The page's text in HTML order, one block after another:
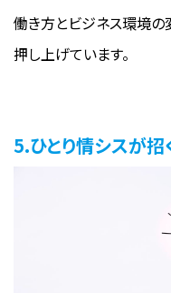
働き方とビジネス環境の
押し上げています。
5.ひとり情シスが招